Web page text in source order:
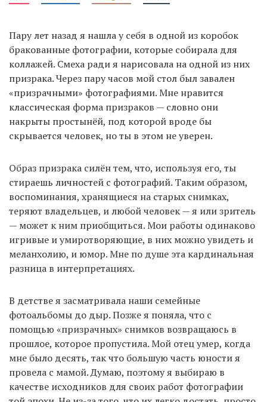
Пару лет назад я нашла у себя в одной из коробок
бракованные фотографии, которые собирала для
коллажей. Смеха ради я нарисовала на одной из них
призрака. Через пару часов мой стол был завален
«призрачными» фотографиями. Мне нравится
классическая форма призраков — словно они
накрыты простынёй, под которой вроде бы
скрывается человек, но ты в этом не уверен.
Образ призрака силён тем, что, используя его, ты
стираешь личностей с фотографий. Таким образом,
воспоминания, хранящиеся на старых снимках,
теряют владельцев, и любой человек — я или зритель
— может к ним приобщиться. Мои работы одинаково
игривые и умиротворяющие, в них можно увидеть и
меланхолию, и юмор. Мне по душе эта кардинальная
разница в интерпретациях.
В детстве я засматривала наши семейные
фотоальбомы до дыр. Позже я поняла, что с
помощью «призрачных» снимков возвращаюсь в
прошлое, которое пропустила. Мой отец умер, когда
мне было десять, так что большую часть юности я
провела с мамой. Думаю, поэтому я выбираю в
качестве исходников для своих работ фотографии